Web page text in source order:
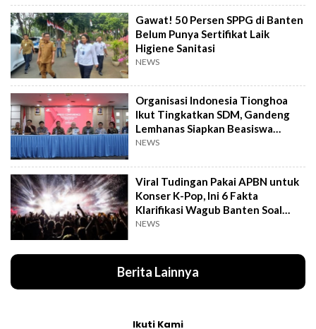
Gawat! 50 Persen SPPG di Banten
Belum Punya Sertifikat Laik
Higiene Sanitasi
NEWS
Organisasi Indonesia Tionghoa
Ikut Tingkatkan SDM, Gandeng
Lemhanas Siapkan Beasiswa
Hingga S3
NEWS
Viral Tudingan Pakai APBN untuk
Konser K-Pop, Ini 6 Fakta
Klarifikasi Wagub Banten Soal
Putrinya
NEWS
Berita Lainnya
Ikuti Kami